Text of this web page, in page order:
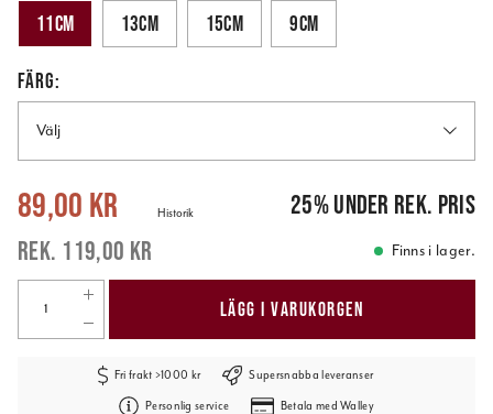
11cm
13cm 15cm 9cm
FÄRG:
Välj
Nuvarande pris: 119,00 kr
89,00 kr
119,00 kr
Historik 25%under rek. pris
Finns i lager.
LÄGG I VARUKORGEN
Fri frakt >1000 kr Supersnabba leveranser
Personlig service Betala med Walley